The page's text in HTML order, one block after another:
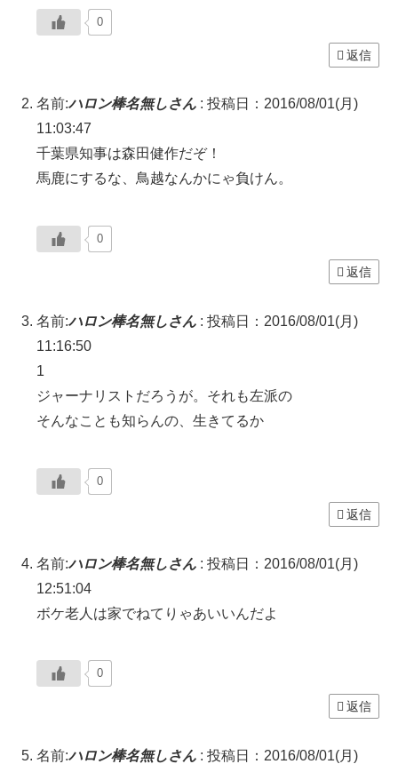
0
返信
名前:ハロン棒名無しさん : 投稿日：2016/08/01(月)
11:03:47
千葉県知事は森田健作だぞ！
馬鹿にするな、鳥越なんかにゃ負けん。
0
返信
名前:ハロン棒名無しさん : 投稿日：2016/08/01(月)
11:16:50
1
ジャーナリストだろうが。それも左派の
そんなことも知らんの、生きてるか
0
返信
名前:ハロン棒名無しさん : 投稿日：2016/08/01(月)
12:51:04
ボケ老人は家でねてりゃあいいんだよ
0
返信
名前:ハロン棒名無しさん : 投稿日：2016/08/01(月)